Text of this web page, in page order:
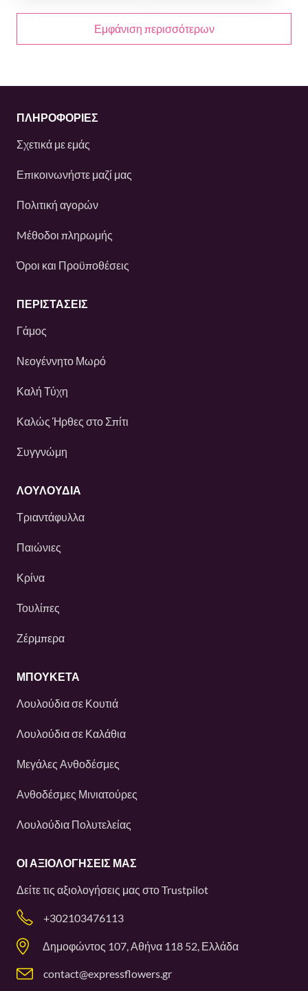
Εμφάνιση περισσότερων
ΠΛΗΡΟΦΟΡΙΕΣ
Σχετικά με εμάς
Επικοινωνήστε μαζί μας
Πολιτική αγορών
Mέθοδοι πληρωμής
Όροι και Προϋποθέσεις
ΠΕΡΙΣΤΆΣΕΙΣ
Γάμος
Νεογέννητο Μωρό
Καλή Τύχη
Καλώς Ήρθες στο Σπίτι
Συγγνώμη
ΛΟΥΛΟΎΔΙΑ
Τριαντάφυλλα
Παιώνιες
Κρίνα
Τουλίπες
Ζέρμπερα
ΜΠΟΥΚΕΤΑ
Λουλούδια σε Κουτιά
Λουλούδια σε Καλάθια
Μεγάλες Ανθοδέσμες
Ανθοδέσμες Μινιατούρες
Λουλούδια Πολυτελείας
ΟΙ ΑΞΙΟΛΟΓΉΣΕΙΣ ΜΑΣ
Δείτε τις αξιολογήσεις μας στοTrustpilot
+302103476113
Δημοφώντος 107, Αθήνα 118 52, Ελλάδα
contact@expressflowers.gr